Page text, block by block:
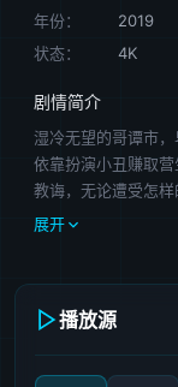
年份：
2019
状态：
4K
剧情简介
湿冷无望的哥谭市
依靠扮演小丑赚取
教诲，无论遭受怎
崩溃。他梦想成为
的地铁内，悲伤
届威尼斯电影节金狮
展开
播放源